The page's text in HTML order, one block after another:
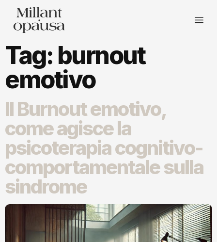
Tag: burnout
emotivo
Il Burnout emotivo,
come agisce la
psicoterapia cognitivo-
comportamentale sulla
sindrome